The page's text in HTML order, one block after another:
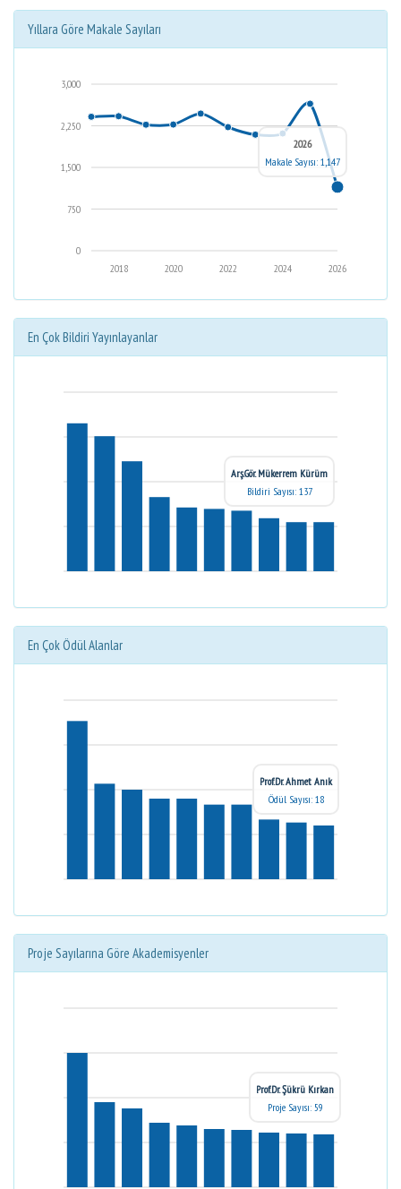
Yıllara Göre Makale Sayıları
0
750
1,500
2,250
3,000
2026
2024
2022
2020
2018
2026
Makale Sayısı: 1,147
En Çok Bildiri Yayınlayanlar
Arş.Gör. Mükerrem Kürüm
Bildiri Sayısı: 137
En Çok Ödül Alanlar
Prof.Dr. Ahmet Anık
Ödül Sayısı: 18
Proje Sayılarına Göre Akademisyenler
Prof.Dr. Şükrü Kırkan
Proje Sayısı: 59